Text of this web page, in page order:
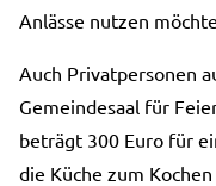
Anlässe nutzen
Auch Privatpersonen
Gemeindesaal für
beträgt 300 Euro für
die Küche zum